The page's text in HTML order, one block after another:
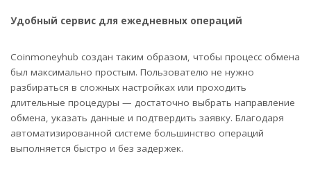
Удобный сервис для ежедневных операций
Coinmoneyhub создан таким образом, чтобы процесс обмена
был максимально простым. Пользователю не нужно
разбираться в сложных настройках или проходить
длительные процедуры — достаточно выбрать направление
обмена, указать данные и подтвердить заявку. Благодаря
автоматизированной системе большинство операций
выполняется быстро и без задержек.